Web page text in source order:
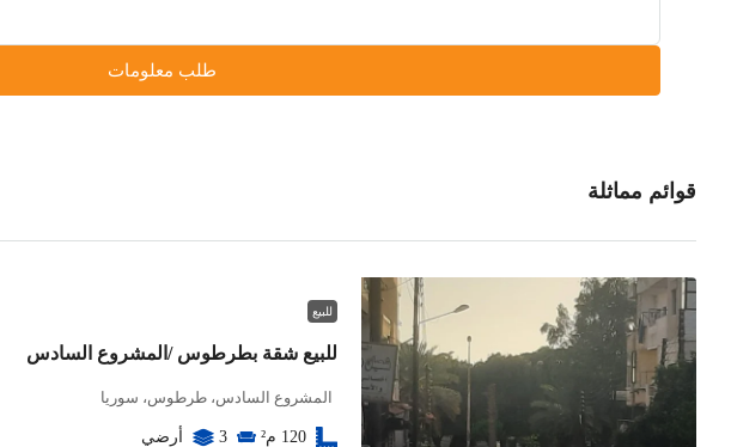
طلب معلومات
قوائم مماثلة
للبيع
للبيع شقة بطرطوس /المشروع السادس
المشروع السادس، طرطوس، سوريا
120 م² 3 أرضي